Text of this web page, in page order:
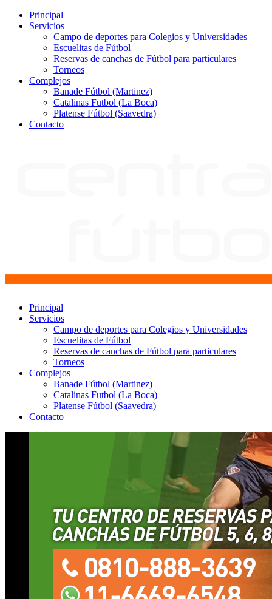
Principal
Servicios
Campo de deportes para Colegios y Universidades
Escuelitas de Fútbol
Reservas de canchas de Fútbol para particulares
Torneos
Complejos
Banade Fútbol (Martinez)
Catalinas Futbol (La Boca)
Platense Fútbol (Saavedra)
Contacto
Principal
Servicios
Campo de deportes para Colegios y Universidades
Escuelitas de Fútbol
Reservas de canchas de Fútbol para particulares
Torneos
Complejos
Banade Fútbol (Martinez)
Catalinas Futbol (La Boca)
Platense Fútbol (Saavedra)
Contacto